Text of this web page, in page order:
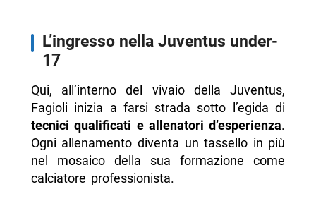
L’ingresso nella Juventus under-
17
Qui, all’interno del vivaio della Juventus,
Fagioli inizia a farsi strada sotto l’egida di
tecnici qualificati e allenatori d’esperienza.
Ogni allenamento diventa un tassello in più
nel mosaico della sua formazione come
calciatore professionista.